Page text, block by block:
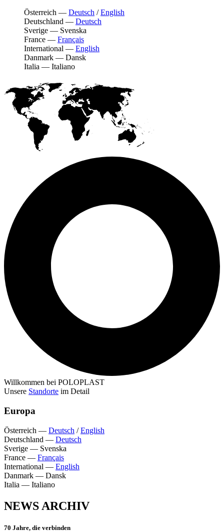
Österreich — Deutsch /English
Deutschland — Deutsch
Sverige — Svenska
France — Français
International — English
Danmark — Dansk
Italia — Italiano
Willkommen bei POLOPLAST
Unsere Standorte im Detail
Europa
Österreich — Deutsch /English
Deutschland — Deutsch
Sverige — Svenska
France — Français
International — English
Danmark — Dansk
Italia — Italiano
NEWS ARCHIV
70 Jahre, die verbinden